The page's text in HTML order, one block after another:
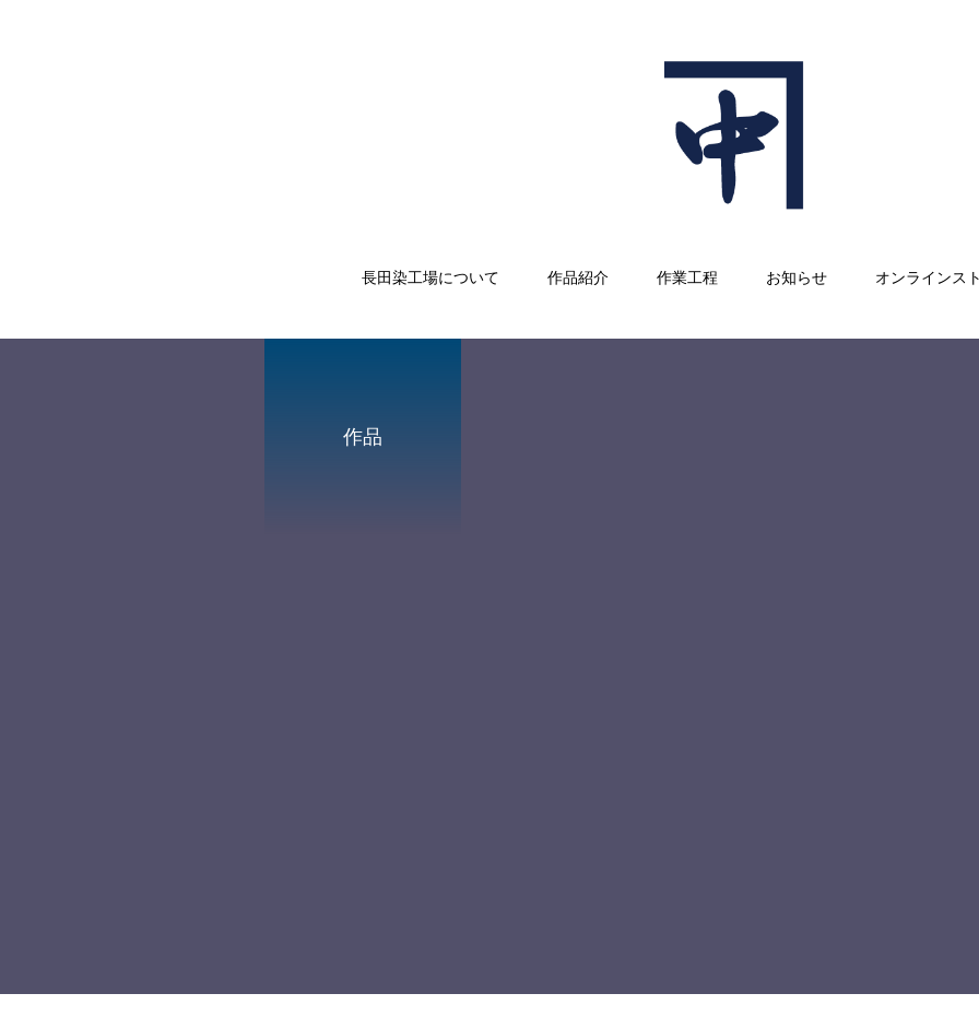
長田染工場について 作品紹介 作業工程 お知らせ オンラインス
作品